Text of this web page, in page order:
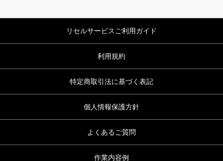
リセルサービスご利用ガイド
利用規約
特定商取引法に基づく表記
個人情報保護方針
よくあるご質問
作業内容例